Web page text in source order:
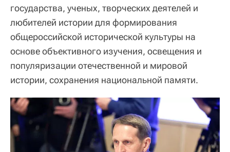
государства, ученых, творческих деятелей и
любителей истории для формирования
общероссийской исторической культуры на
основе объективного изучения, освещения и
популяризации отечественной и мировой
истории, сохранения национальной памяти.